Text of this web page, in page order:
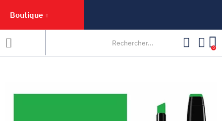
Boutique
0